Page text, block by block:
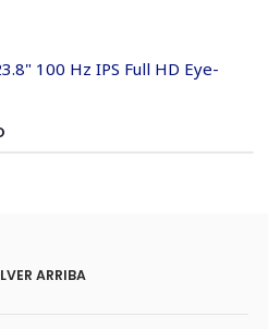
100 Hz IPS Full HD Eye-
ARRIBA